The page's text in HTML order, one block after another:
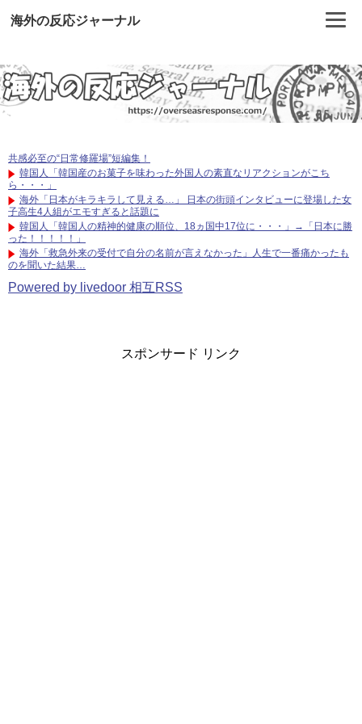
海外の反応ジャーナル
共感必至の“日常修羅場”短編集！
韓国人「韓国産のお菓子を味わった外国人の素直なリアクションがこち
ら・・・」
海外「日本がキラキラして見える…」 日本の街頭インタビューに登場した女
子高生4人組がエモすぎると話題に
韓国人「韓国人の精神的健康の順位、18ヵ国中17位に・・・」→「日本に勝
った！！！！！」
海外「救急外来の受付で自分の名前が言えなかった」人生で一番痛かったも
のを聞いた結果…
Powered by livedoor 相互RSS
スポンサード リンク